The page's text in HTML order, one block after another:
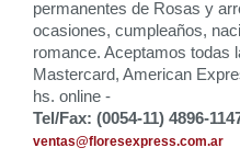
permanentes de Rosas y
ocasiones, cumpleaños,
romance. Aceptamos todas
Mastercard, American
hs. online -
Tel/Fax: (0054-11) 4896-
ventas@floresexpress.com.ar